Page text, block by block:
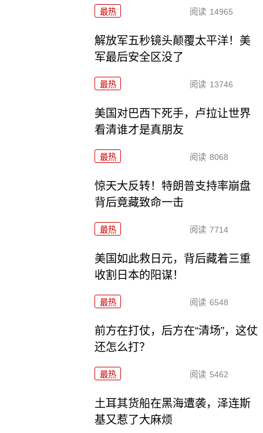
最热 阅读 14965
解放军五秒镜头颠覆太平洋！美
军最后安全区没了
最热 阅读 13746
美国对巴西下死手，卢拉让世界
看清谁才是真朋友
最热 阅读 8068
惊天大反转！特朗普支持率崩盘
背后竟藏致命一击
最热 阅读 7714
美国如此救日元，背后藏着三重
收割日本的阳谋！
最热 阅读 6548
前方在打仗，后方在“清场”，这仗
还怎么打？
最热 阅读 5462
土耳其货船在黑海遭袭，泽连斯
基又惹了大麻烦